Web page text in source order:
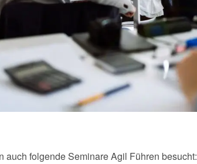
auch folgende Seminare Agil Führen besucht: